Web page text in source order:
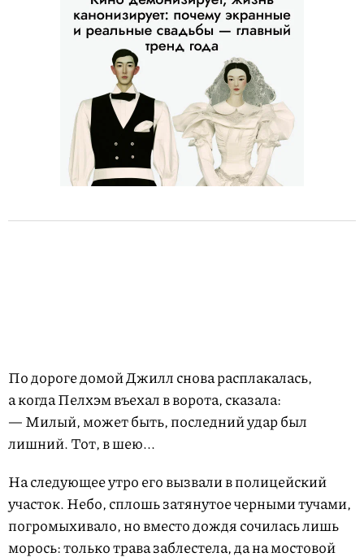
По дороге домой Джилл снова расплакалась,
а когда Пелхэм въехал в ворота, сказала:
— Милый, может быть, последний удар был
лишний. Тот, в шею...
На следующее утро его вызвали в полицейский
участок. Небо, сплошь затянутое черными тучами,
погромыхивало, но вместо дождя сочилась лишь
морось: только трава заблестела, да на мостовой